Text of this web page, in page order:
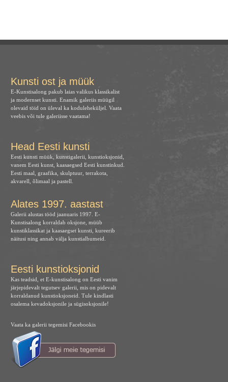
Kunsti ost ja müük
E-Kunstisalong pakub laias valikus klassikalist
ja modernset kunsti. Enamik galeriis müügil
olevaid töid on üleval ka koduleheküljel. Vaata
veebis või tule galeriisse vaatama!
Head Eesti kunsti
Eesti kunsti müük, kunstigalerii, kunstioksjonid,
vanem Eesti kunst, kaasaegsed Eesti kunstinkud.
Eesti maal, graafika, skulptuur, terrakota,
akvarell, õlimaal ja pastell.
Alates 1997. aastast
Galerii alustas tööd jaanuaris 1997. E-
Kunstisalong korraldab oksjone, müüb
kunstiklassikat ja kaasaegset kunsti, kureerib
näitusi ning annab välja kunstialbumeid.
Eesti kunstioksjonid
Kas teadsid, et E-kunstisalong on Eesti vanim
järjepidevalt tegutsev galerii, mis on pidevalt
korraldanud kunstioksjoneid. Tule kindlasti
osalema kevadoksjonile ja sügisoksjonile!
Vaata ka galerii tegemisi Facebookis